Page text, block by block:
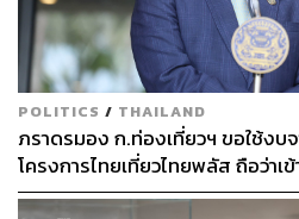
หรือหากมันจะจบจริง แมนเชสเต
อื่นอย่าง คิงสลีย์ โกม็อง หรือตัวข
น่าสนใจ
แต่จะให้ดีที่สุดก็ควรจะพยายามเพื่
POLITICS / THAILAND
ภราดรมอง ก.ท่องเที่ยวฯ ขอใช้งบ
โครงการไทยเที่ยวไทยพลัส ถือว่าเ